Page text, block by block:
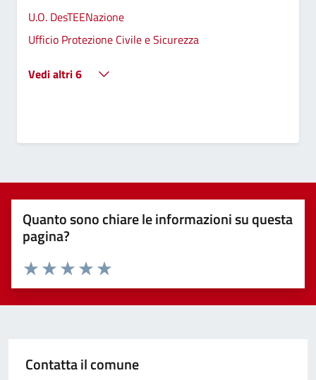
U.O. DesTEENazione
Ufficio Protezione Civile e Sicurezza
Vedi altri 6
Quanto sono chiare le informazioni su questa
pagina?
Valuta 5 stelle su 5
Valuta 4 stelle su 5
Valuta 3 stelle su 5
Valuta 2 stelle su 5
Valuta 1 stelle su 5
Contatta il comune